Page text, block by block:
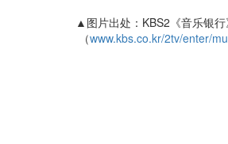
▲图片出处：KBS2《音乐银
（www.kbs.co.kr/2tv/enter/